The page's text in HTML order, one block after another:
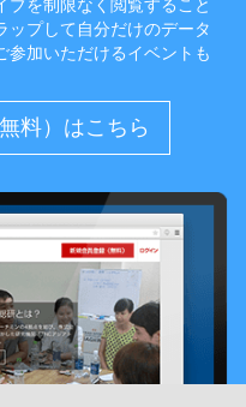
ブを制限なく閲覧すること
ップして自分だけのデータ
参加いただけるイベントも
料）はこちら